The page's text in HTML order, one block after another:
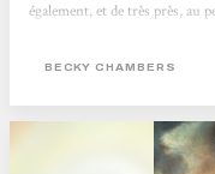
également, et de très près, au
quittent le vaisseau et vont
BECKY CHAMBERS